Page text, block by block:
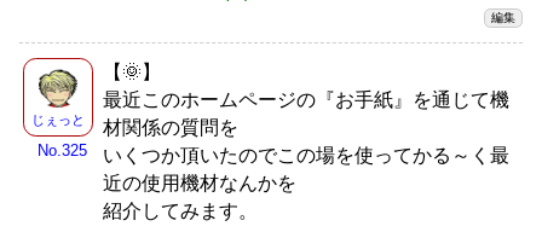
編集
じぇっと
No.325
【🌞】
最近このホームページの『お手紙』を通じて機
材関係の質問を
いくつか頂いたのでこの場を使ってかる～く最
近の使用機材なんかを
紹介してみます。